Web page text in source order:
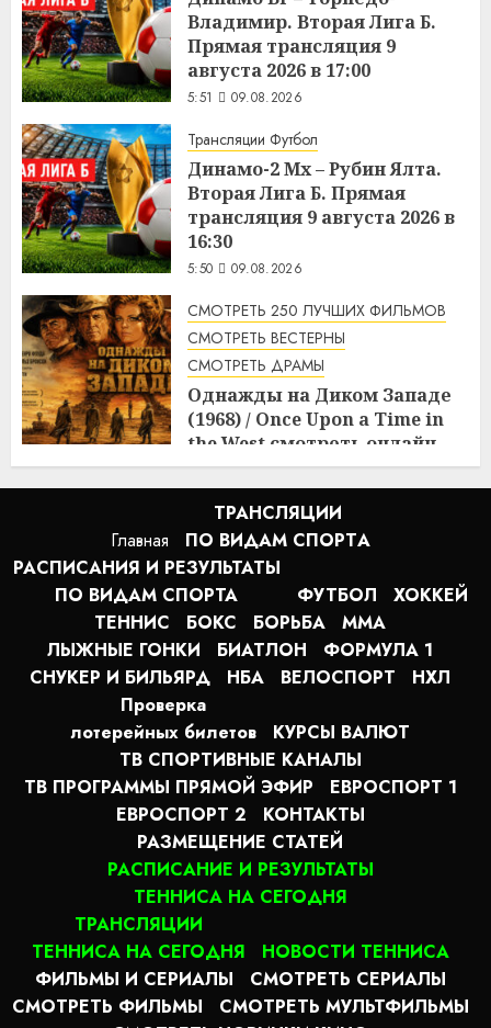
Владимир. Вторая Лига Б.
Прямая трансляция 9
августа 2026 в 17:00
5:51 09.08.2026
Трансляции Футбол
Динамо-2 Мх – Рубин Ялта.
Вторая Лига Б. Прямая
трансляция 9 августа 2026 в
16:30
5:50 09.08.2026
СМОТРЕТЬ 250 ЛУЧШИХ ФИЛЬМОВ
СМОТРЕТЬ ВЕСТЕРНЫ
СМОТРЕТЬ ДРАМЫ
Однажды на Диком Западе
(1968) / Once Upon a Time in
the West смотреть онлайн
5:08 09.08.2026
Главная
ТРАНСЛЯЦИИ
ПО ВИДАМ СПОРТA
РАСПИСАНИЯ И РЕЗУЛЬТАТЫ
ПО ВИДАМ СПОРТА
ФУТБОЛ
ХОККЕЙ
ТЕННИС
БОКС БОРЬБА
MMA
ЛЫЖНЫЕ ГОНКИ
БИАТЛОН
ФОРМУЛА 1
СНУКЕР И БИЛЬЯРД
НБА ВЕЛОСПОРТ
НХЛ
Проверка
лотерейных билетов
КУРСЫ ВАЛЮТ
ТВ СПОРТИВНЫЕ КАНАЛЫ
ТВ ПРОГРАММЫ ПРЯМОЙ ЭФИР
ЕВРОСПОРТ 1
ЕВРОСПОРТ 2
КОНТАКТЫ
РАЗМЕЩЕНИЕ СТАТЕЙ
РАСПИСАНИЕ И РЕЗУЛЬТАТЫ
ТЕННИСА НА СЕГОДНЯ
ТРАНСЛЯЦИИ
ТЕННИСА НА СЕГОДНЯ
НОВОСТИ ТЕННИСА
ФИЛЬМЫ И СЕРИАЛЫ
СМОТРЕТЬ СЕРИАЛЫ
СМОТРЕТЬ ФИЛЬМЫ
СМОТРЕТЬ МУЛЬТФИЛЬМЫ